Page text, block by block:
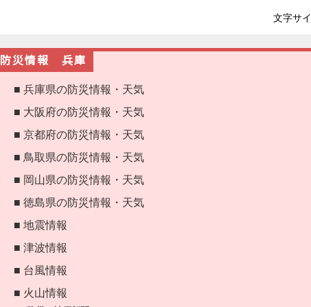
文字サ
防災情報 兵庫
■ 兵庫県の防災情報・天気
■ 大阪府の防災情報・天気
■ 京都府の防災情報・天気
■ 鳥取県の防災情報・天気
■ 岡山県の防災情報・天気
■ 徳島県の防災情報・天気
■ 地震情報
■ 津波情報
■ 台風情報
■ 火山情報